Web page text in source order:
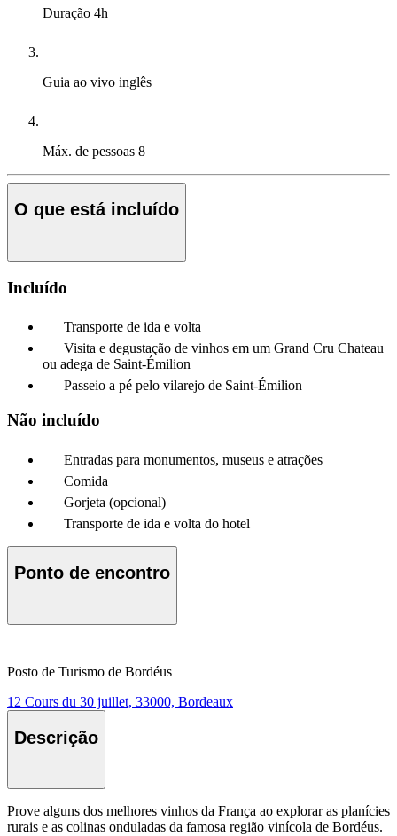
Duração 4h
Guia ao vivo inglês
Máx. de pessoas 8
O que está incluído
Incluído
Transporte de ida e volta
Visita e degustação de vinhos em um Grand Cru Chateau
ou adega de Saint-Émilion
Passeio a pé pelo vilarejo de Saint-Émilion
Não incluído
Entradas para monumentos, museus e atrações
Comida
Gorjeta (opcional)
Transporte de ida e volta do hotel
Ponto de encontro
Posto de Turismo de Bordéus
12 Cours du 30 juillet, 33000, Bordeaux
Descrição
Prove alguns dos melhores vinhos da França ao explorar as planícies
rurais e as colinas onduladas da famosa região vinícola de Bordéus.